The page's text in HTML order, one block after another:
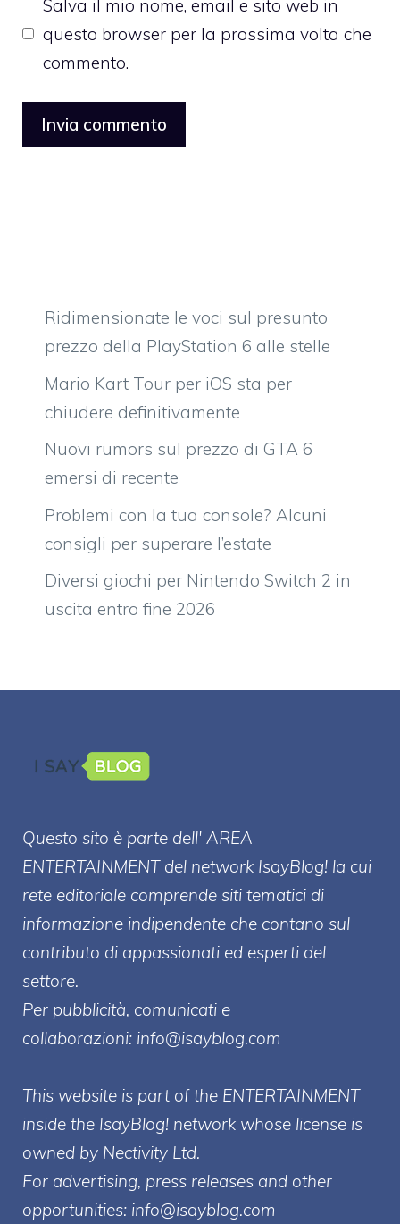
Salva il mio nome, email e sito web in
questo browser per la prossima volta che
commento.
Ridimensionate le voci sul presunto
prezzo della PlayStation 6 alle stelle
Mario Kart Tour per iOS sta per
chiudere definitivamente
Nuovi rumors sul prezzo di GTA 6
emersi di recente
Problemi con la tua console? Alcuni
consigli per superare l’estate
Diversi giochi per Nintendo Switch 2 in
uscita entro fine 2026
Questo sito è parte dell' AREA
ENTERTAINMENT del network IsayBlog! la cui
rete editoriale comprende siti tematici di
informazione indipendente che contano sul
contributo di appassionati ed esperti del
settore.
Per pubblicità, comunicati e
collaborazioni: info@isayblog.com
This website is part of the ENTERTAINMENT
inside the IsayBlog! network whose license is
owned by Nectivity Ltd.
For advertising, press releases and other
opportunities: info@isayblog.com